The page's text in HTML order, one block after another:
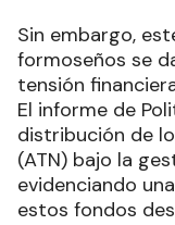
Sin embargo,
formoseños se
tensión
El informe de
distribución de
(ATN) bajo la
evidenciando
estos fondos